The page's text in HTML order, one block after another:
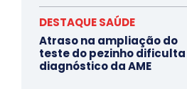
DESTAQUE SAÚDE
Atraso na ampliação do
teste do pezinho dificulta
diagnóstico da AME